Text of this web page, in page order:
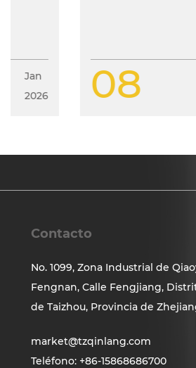
08
Contacto
No. 1099, Zona Industrial de
Fengnan, Calle Fengjiang,
de Taizhou, Provincia de
market@tzqinlang.com
Teléfono: +86-15868686700